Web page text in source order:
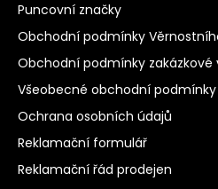
Puncovní značky
Obchodní podmínky
Obchodní podmínky zakázkové
Všeobecné obchodní podmínky
Ochrana osobních údajů
Reklamační formulář
Reklamační řád prodejen